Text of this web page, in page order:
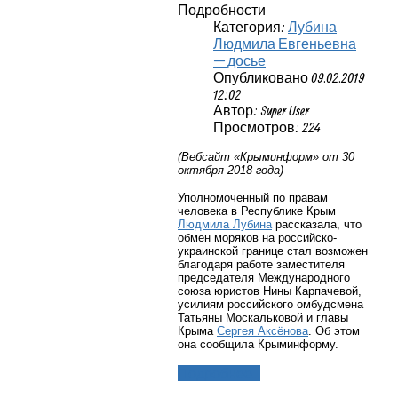
Подробности
Категория: Лубина
Людмила Евгеньевна
— досье
Опубликовано 09.02.2019
12:02
Автор: Super User
Просмотров: 224
(Вебсайт «Крыминформ» от 30
октября 2018 года)
Уполномоченный по правам
человека в Республике Крым
Людмила Лубина рассказала, что
обмен моряков на российско-
украинской границе стал возможен
благодаря работе заместителя
председателя Международного
союза юристов Нины Карпачевой,
усилиям российского омбудсмена
Татьяны Москальковой и главы
Крыма Сергея Аксёнова . Об этом
она сообщила Крыминформу.